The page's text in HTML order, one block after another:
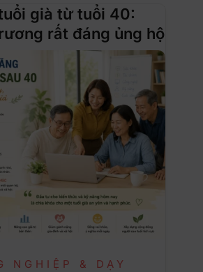
già từ tuổi 40:
rất đáng ủng hộ
NGHIỆP & DẠY